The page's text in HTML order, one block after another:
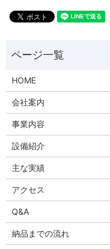
HOME
会社案内
事業内容
設備紹介
主な実績
アクセス
Q&A
納品までの流れ